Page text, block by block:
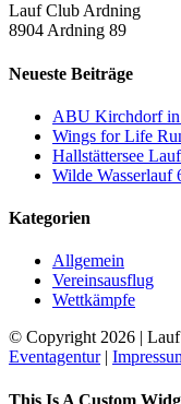
Lauf Club Ardning
8904 Ardning 89
Neueste Beiträge
ABU Kirchdorf
Wings for Life
Hallstättersee
Wilde Wasserlauf
Kategorien
Allgemein
Vereinsausflug
Wettkämpfe
© Copyright2026 |
Eventagentur|
Toggle
This Is A Custom